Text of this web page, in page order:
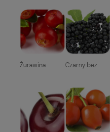
Żurawina Czarny bez